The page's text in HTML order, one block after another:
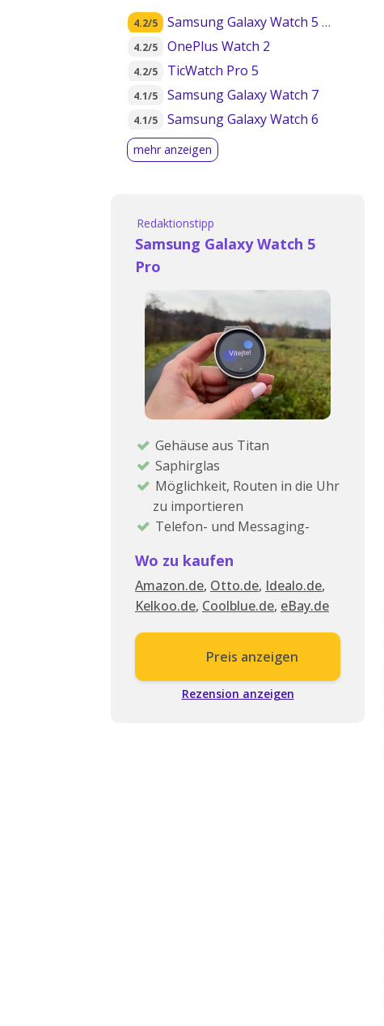
4.2/5 Samsung Galaxy Watch 5 Pro
4.2/5 OnePlus Watch 2
4.2/5 TicWatch Pro 5
4.1/5 Samsung Galaxy Watch 7
4.1/5 Samsung Galaxy Watch 6
Redaktionstipp
Samsung Galaxy Watch 5
Pro
Gehäuse aus Titan
Saphirglas
Möglichkeit, Routen in die Uhr
zu importieren
Telefon- und Messaging-
Blutdruck- und EKG-Messung
Wo zu kaufen
Amazon.de, Otto.de, Idealo.de,
Kelkoo.de, Coolblue.de, eBay.de
Preis anzeigen
Rezension anzeigen